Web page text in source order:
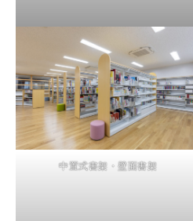
中置式書架・壁面書架